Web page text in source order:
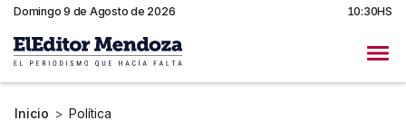
Domingo 9 de Agosto de 2026 10:30HS
Inicio > Política